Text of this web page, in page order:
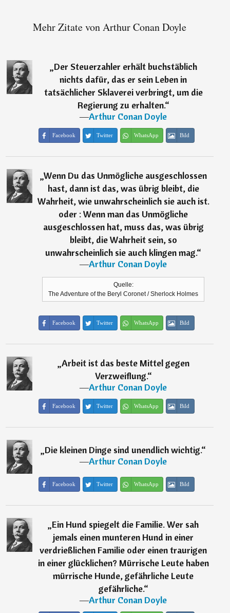
Mehr Zitate von Arthur Conan Doyle
„Der Steuerzahler erhält buchstäblich
nichts dafür, das er sein Leben in
tatsächlicher Sklaverei verbringt, um die
Regierung zu erhalten.“
―Arthur Conan Doyle
Facebook Twitter WhatsApp Bild
„Wenn Du das Unmögliche ausgeschlossen
hast, dann ist das, was übrig bleibt, die
Wahrheit, wie unwahrscheinlich sie auch ist.
oder : Wenn man das Unmögliche
ausgeschlossen hat, muss das, was übrig
bleibt, die Wahrheit sein, so
unwahrscheinlich sie auch klingen mag.“
―Arthur Conan Doyle
Quelle:
The Adventure of the Beryl Coronet / Sherlock Holmes
Facebook Twitter WhatsApp Bild
„Arbeit ist das beste Mittel gegen
Verzweiflung.“
―Arthur Conan Doyle
Facebook Twitter WhatsApp Bild
„Die kleinen Dinge sind unendlich wichtig.“
―Arthur Conan Doyle
Facebook Twitter WhatsApp Bild
„Ein Hund spiegelt die Familie. Wer sah
jemals einen munteren Hund in einer
verdrießlichen Familie oder einen traurigen
in einer glücklichen? Mürrische Leute haben
mürrische Hunde, gefährliche Leute
gefährliche.“
―Arthur Conan Doyle